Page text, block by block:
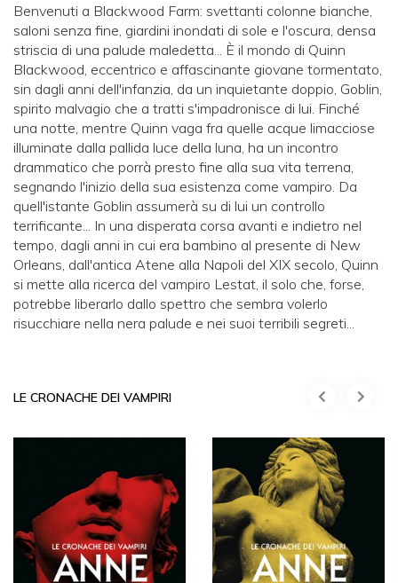
Benvenuti a Blackwood Farm: svettanti colonne bianche,
saloni senza fine, giardini inondati di sole e l'oscura, densa
striscia di una palude maledetta... È il mondo di Quinn
Blackwood, eccentrico e affascinante giovane tormentato,
sin dagli anni dell'infanzia, da un inquietante doppio, Goblin,
spirito malvagio che a tratti s'impadronisce di lui. Finché
una notte, mentre Quinn vaga fra quelle acque limacciose
illuminate dalla pallida luce della luna, ha un incontro
drammatico che porrà presto fine alla sua vita terrena,
segnando l'inizio della sua esistenza come vampiro. Da
quell'istante Goblin assumerà su di lui un controllo
terrificante... In una disperata corsa avanti e indietro nel
tempo, dagli anni in cui era bambino al presente di New
Orleans, dall'antica Atene alla Napoli del XIX secolo, Quinn
si mette alla ricerca del vampiro Lestat, il solo che, forse,
potrebbe liberarlo dallo spettro che sembra volerlo
risucchiare nella nera palude e nei suoi terribili segreti...
LE CRONACHE DEI VAMPIRI